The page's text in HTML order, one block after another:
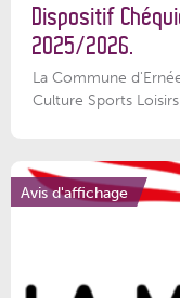
Dispositif
2025/2026.
La Commune
Culture Sports
Avis d'affichage